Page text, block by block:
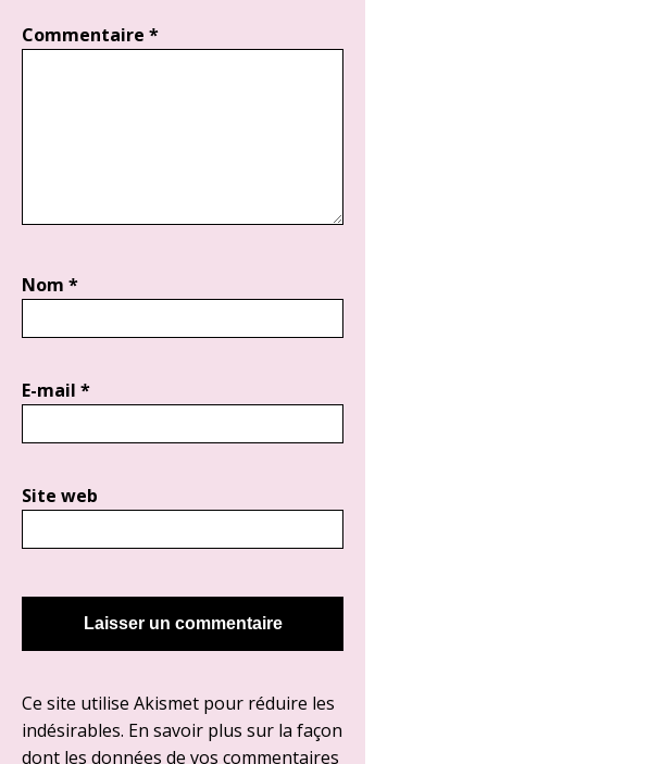
Commentaire *
Nom *
E-mail *
Site web
Ce site utilise Akismet pour réduire les
indésirables. En savoir plus sur la façon
dont les données de vos commentaires